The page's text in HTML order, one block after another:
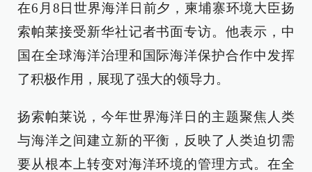
在6月8日世界海洋日前夕，柬埔寨环境大臣扬
索帕莱接受新华社记者书面专访。他表示，中
国在全球海洋治理和国际海洋保护合作中发挥
了积极作用，展现了强大的领导力。
扬索帕莱说，今年世界海洋日的主题聚焦人类
与海洋之间建立新的平衡，反映了人类迫切需
要从根本上转变对海洋环境的管理方式。在全